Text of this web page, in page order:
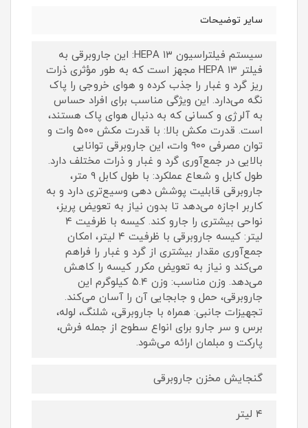
سایر توضیحات
سیستم فیلتراسیون HEPA ۱۳: این جاروبرقی به
فیلتر HEPA ۱۳ مجهز است که به طور مؤثری ذرات
ریز گرد و غبار را جذب کرده و هوای خروجی را پاک
نگه می‌دارد. این ویژگی مناسب برای افراد حساس
به آلرژی و کسانی که به دنبال هوای پاک هستند،
است. قدرت مکش بالا: با قدرت مکش ۵۰۰ وات و
توان مصرفی ۹۰۰ وات، این جاروبرقی توانایی
بالایی در جمع‌آوری گرد و غبار و ذرات مختلف دارد.
طول کابل و شعاع عملکرد: با طول کابل ۹ متر،
جاروبرقی قابلیت پوشش دهی وسیع‌تری دارد و به
کاربر اجازه می‌دهد تا بدون نیاز به تعویض پریز،
نواحی بیشتری را جارو کند. کیسه با ظرفیت ۴
لیتر: کیسه جاروبرقی با ظرفیت ۴ لیتر، امکان
جمع‌آوری مقدار بیشتری از گرد و غبار را فراهم
می‌کند و نیاز به تعویض مکرر کیسه را کاهش
می‌دهد. وزن مناسب: وزن ۵.۴ کیلوگرم این
جاروبرقی، حمل و جابجایی آن را آسان می‌کند.
تجهیزات جانبی: همراه با جاروبرقی، شلنگ، لوله،
برس و سر جارو برای انواع سطوح از جمله فرش،
پارکت و مبلمان ارائه می‌شود.
گنجایش مخزن جاروبرقی
۴ لیتر